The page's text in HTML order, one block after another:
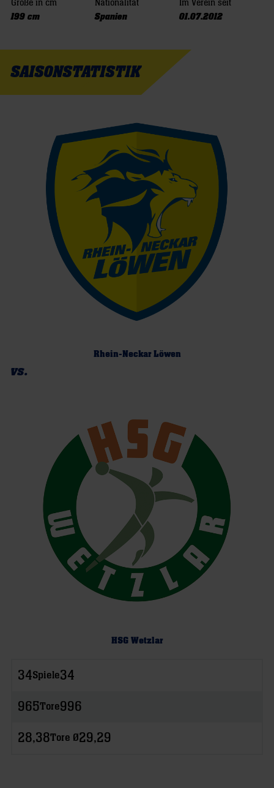
Größe in cm
199 cm
Nationalität
Spanien
Im Verein seit
01.07.2012
SAISONSTATISTIK
Rhein-Neckar Löwen
vs.
HSG Wetzlar
34Spiele34
965Tore996
28,38Tore Ø29,29